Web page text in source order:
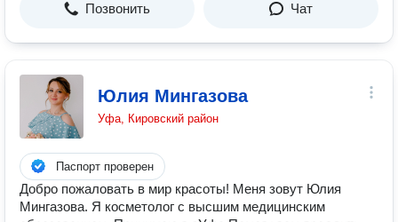
Позвонить Чат
Юлия Мингазова
Уфа, Кировский район
Паспорт проверен
Добро пожаловать в мир красоты! Меня зовут Юлия
Мингазова. Я косметолог с высшим медицинским